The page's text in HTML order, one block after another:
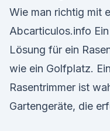
Wie man richtig mit
Abcarticulos.info
Lösung für ein
wie ein Golfplatz.
Rasentrimmer ist
Gartengeräte, die